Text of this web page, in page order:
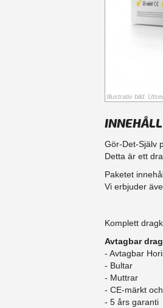
Illustrativ bild.
INNEHÅLL
Gör-Det-Själv
Detta är ett
Paketet
Vi erbjuder
Komplett
Avtagbar
- Avtagbar
- Bultar
- Muttrar
- CE-märkt
- 5 års garanti